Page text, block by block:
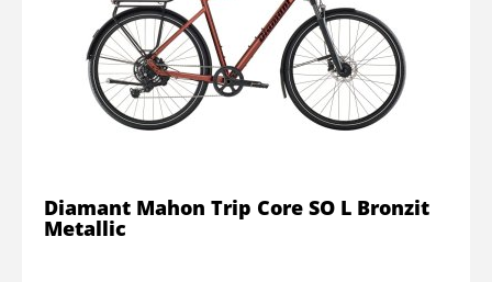
Diamant Mahon Trip Core SO L Bronzit
Metallic